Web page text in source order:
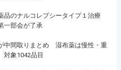
のナルコレプシータイプ１治療
一部会が了承
中間取りまとめ 湿布薬は慢性・重
象1042品目